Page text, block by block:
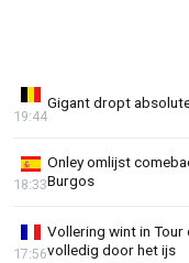
Gigant dropt
19:44
Onley omlijst
Burgos
18:33
Vollering wint in Tour
volledig door het ijs
17:56